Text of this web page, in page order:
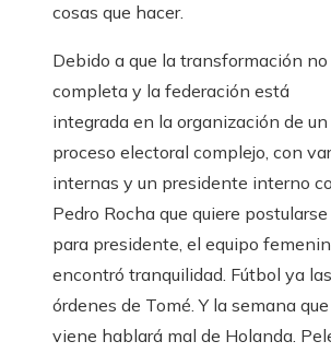
cosas que hacer.
Debido a que la transformación no
completa y la federación está
integrada en la organización de un
proceso electoral complejo, con
internas y un presidente interno
Pedro Rocha que quiere postularse
para presidente, el equipo
encontró tranquilidad. Fútbol ya las
órdenes de Tomé. Y la semana que
viene hablará mal de Holanda.